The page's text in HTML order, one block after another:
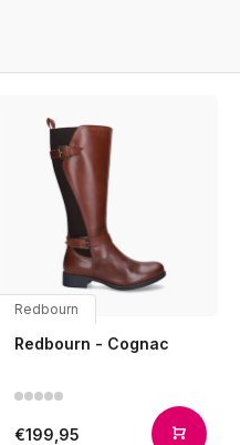
Redbourn
Redbourn - Cognac
€199,95